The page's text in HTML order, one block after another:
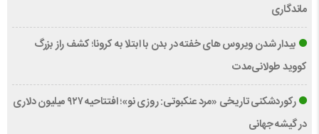
ماندگاری
بیدار شدن ویروس‌ های خفته در بدن با ابتلا به کرونا؛ کشف راز بزرگ
کووید طولانی‌مدت
رکوردشکنی تاریخی «مرد عنکبوتی: روزی نو»؛ افتتاحیه ۹۲۷ میلیون دلاری
در گیشه جهانی